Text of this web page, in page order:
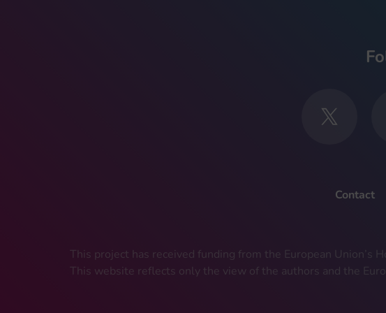
Contact
This project has received funding from the European
This website reflects only the view of the authors and the